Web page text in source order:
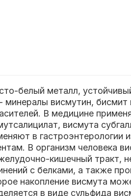
белый металл,
минералы висмутин,
В медицине
висмута
в гастроэнтерологии
В организм человека
кишечный тракт,
с белками, а также
накопление висмута
в виде сульфида